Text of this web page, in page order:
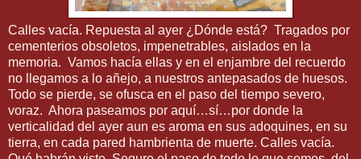
Calles vacía. Repuesta al ayer ¿Dónde está? Tragados por
cementerios obsoletos, impenetrables, aislados en la
memoria. Vamos hacía ellas y en el enjambre del recuerdo
no llegamos a lo añejo, a nuestros antepasados de huesos.
Todo se pierde, se ofusca en el paso del tiempo severo,
voraz. Ahora paseamos por aquí…sí…por donde la
verticalidad del ayer aun es aroma en sus adoquines, en su
tierra, en cada pared hambrienta de muerte. Calles vacía.